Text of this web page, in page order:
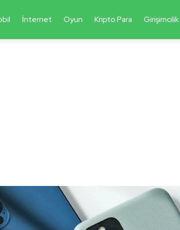
İnternet Oyun Kripto Para Girişimcilik